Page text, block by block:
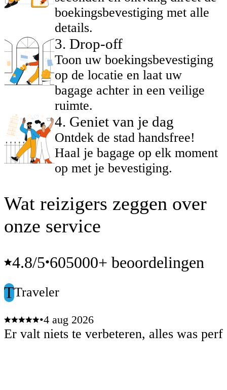
boekingsbevestiging met alle
details.
3. Drop-off
Toon uw boekingsbevestiging
op de locatie en laat uw
bagage achter in een veilige
ruimte.
4. Geniet van je dag
Ontdek de stad handsfree!
Haal je bagage op elk moment
op met je bevestiging.
Wat reizigers zeggen over
onze service
4.8/5•605000+ beoordelingen
TTraveler
•4 aug 2026
Er valt niets te verbeteren, alles was